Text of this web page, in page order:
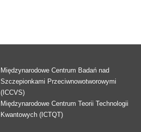
Międzynarodowe Centrum Badań nad
Szczepionkami Przeciwnowotworowymi
(ICCVS)
Międzynarodowe Centrum Teorii Technologii
Kwantowych (ICTQT)